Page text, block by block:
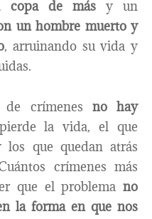
copa de másy un
un hombre muerto y
, arruinando su vida y
crímenes no hay
la vida, el que
que quedan atrás
crímenes más
que el problema no
la forma en que nos